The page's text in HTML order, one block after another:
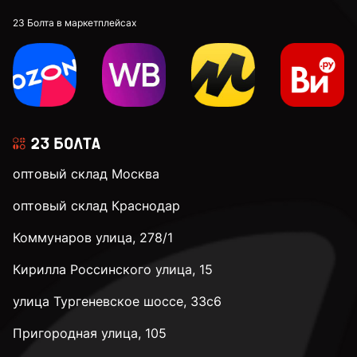
М22
М24
М42
М48
23 Болта в маркетплейсах
оптовый склад Москва
оптовый склад Краснодар
Коммунаров улица, 278/1
Кирилла Россинского улица, 15
улица Тургеневское шоссе, 33с6
Пригородная улица, 105